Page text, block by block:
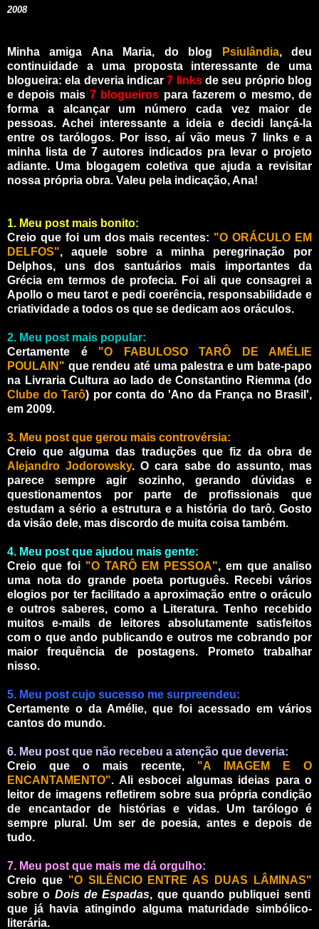
2008
Minha amiga Ana Maria, do blog Psiulândia, deu
continuidade a uma proposta interessante de uma
blogueira: ela deveria indicar7 linksde seu próprio blog
e depois mais 7 blogueiros para fazerem o mesmo, de
forma a alcançar um número cada vez maior de
pessoas. Achei interessante a ideia e decidi lançá-la
entre os tarólogos. Por isso, aí vão meus 7 links e a
minha lista de 7 autores indicados pra levar o projeto
adiante. Uma blogagem coletiva que ajuda a revisitar
nossa própria obra. Valeu pela indicação, Ana!
1. Meu post mais bonito:
Creio que foi um dos mais recentes: "O ORÁCULO EM
DELFOS", aquele sobre a minha peregrinação por
Delphos, uns dos santuários mais importantes da
Grécia em termos de profecia. Foi ali que consagrei a
Apollo o meu tarot e pedi coerência, responsabilidade e
criatividade a todos os que se dedicam aos oráculos.
2. Meu post mais popular:
Certamente é "O FABULOSO TARÔ DE AMÉLIE
POULAIN" que rendeu até uma palestra e um bate-papo
na Livraria Cultura ao lado de Constantino Riemma (do
Clube do Tarô) por conta do 'Ano da França no Brasil',
em 2009.
3. Meu post que gerou mais controvérsia:
Creio que alguma das traduções que fiz da obra de
Alejandro Jodorowsky. O cara sabe do assunto, mas
parece sempre agir sozinho, gerando dúvidas e
questionamentos por parte de profissionais que
estudam a sério a estrutura e a história do tarô. Gosto
da visão dele, mas discordo de muita coisa também.
4. Meu post que ajudou mais gente:
Creio que foi "O TARÔ EM PESSOA", em que analiso
uma nota do grande poeta português. Recebi vários
elogios por ter facilitado a aproximação entre o oráculo
e outros saberes, como a Literatura. Tenho recebido
muitos e-mails de leitores absolutamente satisfeitos
com o que ando publicando e outros me cobrando por
maior frequência de postagens. Prometo trabalhar
nisso.
5. Meu post cujo sucesso me surpreendeu:
Certamente o da Amélie, que foi acessado em vários
cantos do mundo.
6. Meu post que não recebeu a atenção que deveria:
Creio que o mais recente, "A IMAGEM E O
ENCANTAMENTO". Ali esbocei algumas ideias para o
leitor de imagens refletirem sobre sua própria condição
de encantador de histórias e vidas. Um tarólogo é
sempre plural. Um ser de poesia, antes e depois de
tudo.
7. Meu post que mais me dá orgulho:
Creio que "O SILÊNCIO ENTRE AS DUAS LÂMINAS"
sobre o Dois de Espadas, que quando publiquei senti
que já havia atingindo alguma maturidade simbólico-
literária.